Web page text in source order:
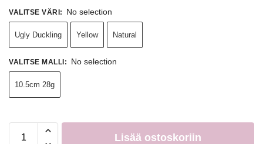
VALITSE VÄRI: No selection
Ugly Duckling Yellow Natural
VALITSE MALLI: No selection
10.5cm 28g
Lisää ostoskoriin